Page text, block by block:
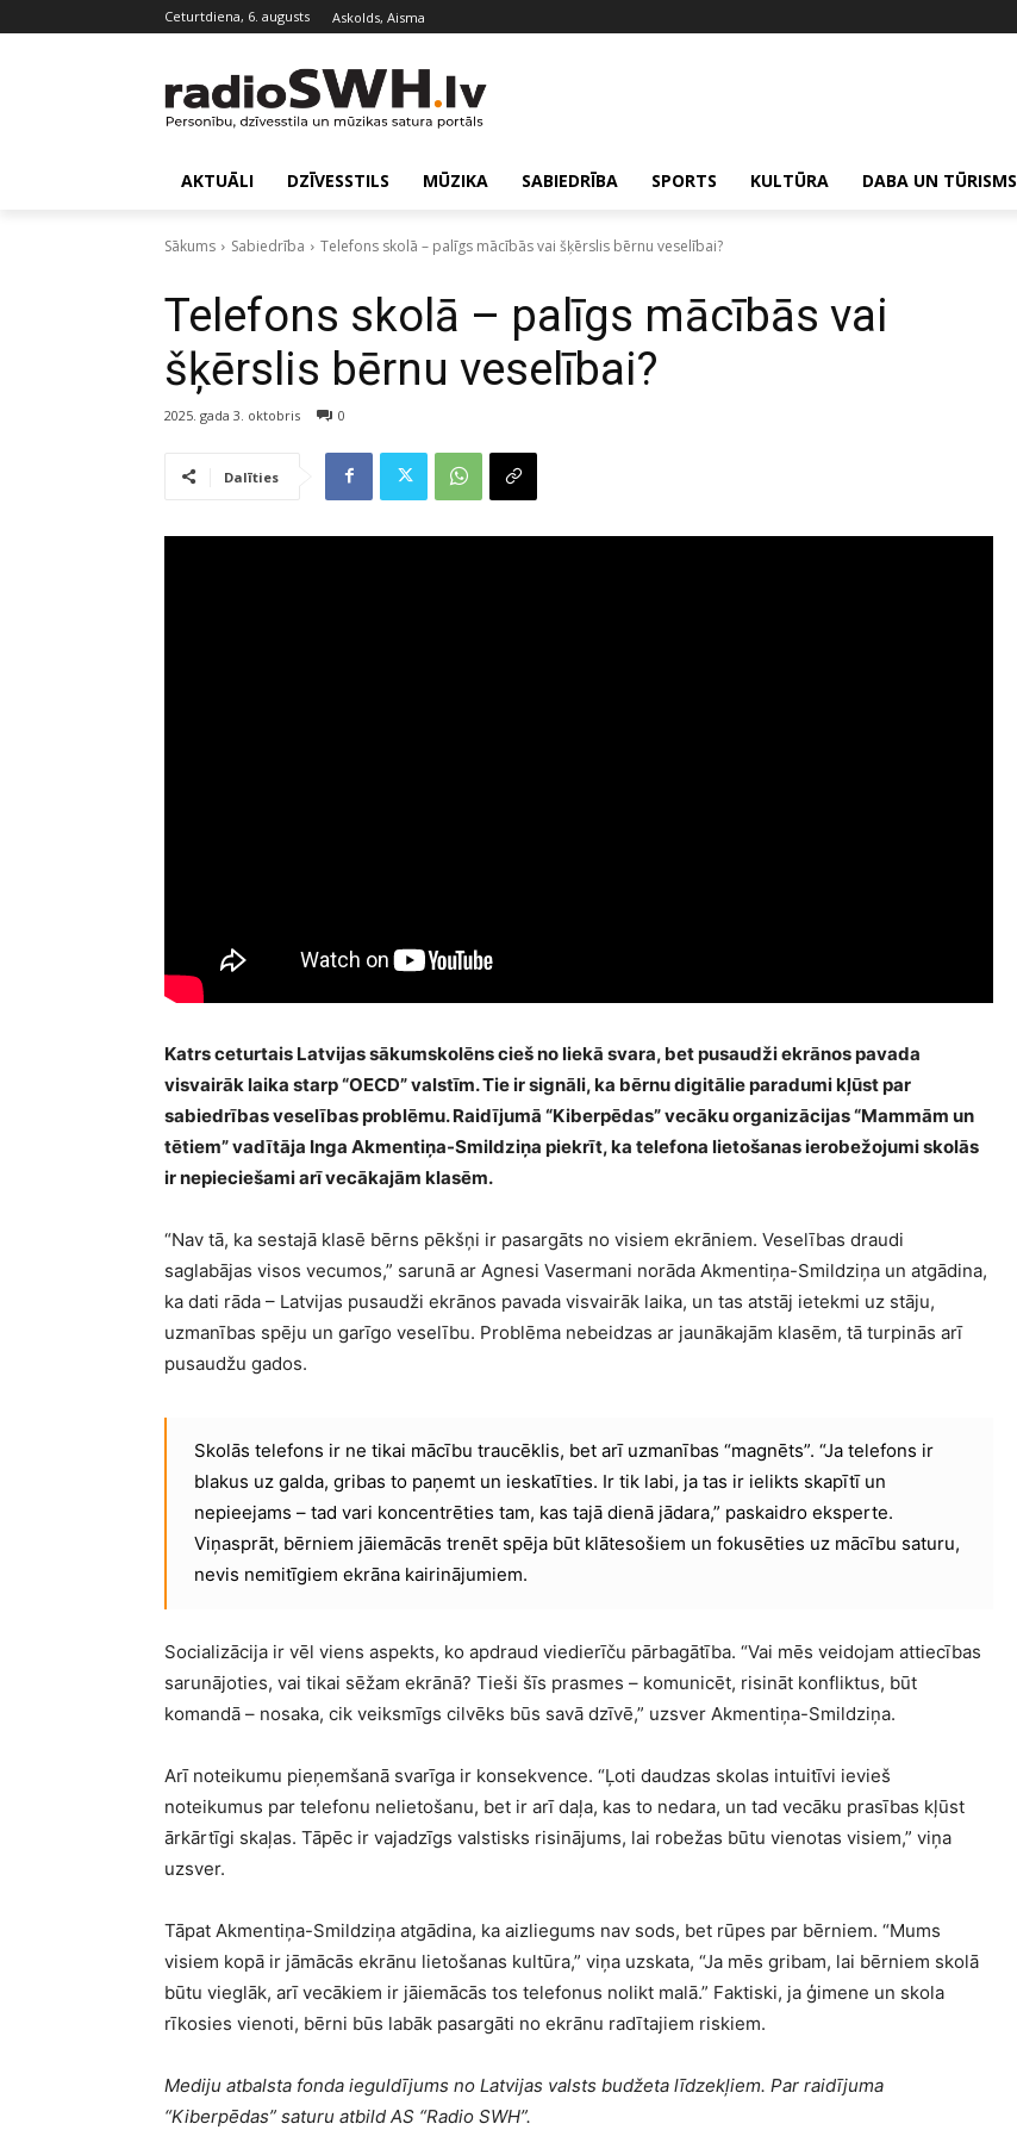
ceturtdiena, 6. augusts Askolds, Aisma
AKTUĀLI DZĪVESSTILS MŪZIKA SABIEDRĪBA SPORTS KULTŪRA DABA UN TŪRISMS
Sākums Sabiedrība Telefons skolā – palīgs mācībās vai šķērslis bērnu veselībai?
Telefons skolā – palīgs mācībās vai
šķērslis bērnu veselībai?
2025. gada 3. oktobris 0
Dalīties
Katrs ceturtais Latvijas sākumskolēns cieš no liekā svara, bet pusaudži ekrānos pavada
visvairāk laika starp “OECD” valstīm. Tie ir signāli, ka bērnu digitālie paradumi kļūst par
sabiedrības veselības problēmu. Raidījumā “Kiberpēdas” vecāku organizācijas “Mammām un
tētiem” vadītāja Inga Akmentiņa-Smildziņa piekrīt, ka telefona lietošanas ierobežojumi skolās
ir nepieciešami arī vecākajām klasēm.
“Nav tā, ka sestajā klasē bērns pēkšņi ir pasargāts no visiem ekrāniem. Veselības draudi
saglabājas visos vecumos,” sarunā ar Agnesi Vasermani norāda Akmentiņa-Smildziņa un atgādina,
ka dati rāda – Latvijas pusaudži ekrānos pavada visvairāk laika, un tas atstāj ietekmi uz stāju,
uzmanības spēju un garīgo veselību. Problēma nebeidzas ar jaunākajām klasēm, tā turpinās arī
pusaudžu gados.
Skolās telefons ir ne tikai mācību traucēklis, bet arī uzmanības “magnēts”. “Ja telefons ir
blakus uz galda, gribas to paņemt un ieskatīties. Ir tik labi, ja tas ir ielikts skapītī un
nepieejams – tad vari koncentrēties tam, kas tajā dienā jādara,” paskaidro eksperte.
Viņasprāt, bērniem jāiemācās trenēt spēja būt klātesošiem un fokusēties uz mācību saturu,
nevis nemitīgiem ekrāna kairinājumiem.
Socializācija ir vēl viens aspekts, ko apdraud viedierīču pārbagātība. “Vai mēs veidojam attiecības
sarunājoties, vai tikai sēžam ekrānā? Tieši šīs prasmes – komunicēt, risināt konfliktus, būt
komandā – nosaka, cik veiksmīgs cilvēks būs savā dzīvē,” uzsver Akmentiņa-Smildziņa.
Arī noteikumu pieņemšanā svarīga ir konsekvence. “Ļoti daudzas skolas intuitīvi ievieš
noteikumus par telefonu nelietošanu, bet ir arī daļa, kas to nedara, un tad vecāku prasības kļūst
ārkārtīgi skaļas. Tāpēc ir vajadzīgs valstisks risinājums, lai robežas būtu vienotas visiem,” viņa
uzsver.
Tāpat Akmentiņa-Smildziņa atgādina, ka aizliegums nav sods, bet rūpes par bērniem. “Mums
visiem kopā ir jāmācās ekrānu lietošanas kultūra,” viņa uzskata, “Ja mēs gribam, lai bērniem skolā
būtu vieglāk, arī vecākiem ir jāiemācās tos telefonus nolikt malā.” Faktiski, ja ģimene un skola
rīkosies vienoti, bērni būs labāk pasargāti no ekrānu radītajiem riskiem.
Mediju atbalsta fonda ieguldījums no Latvijas valsts budžeta līdzekļiem. Par raidījuma
“Kiberpēdas” saturu atbild AS “Radio SWH”.